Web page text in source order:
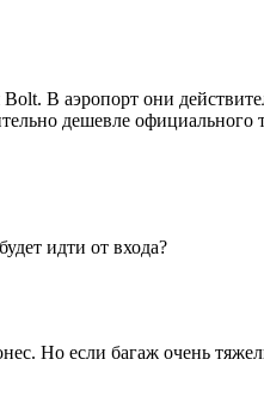
В аэропорт они
дешевле
идти от входа?
Но если багаж очень